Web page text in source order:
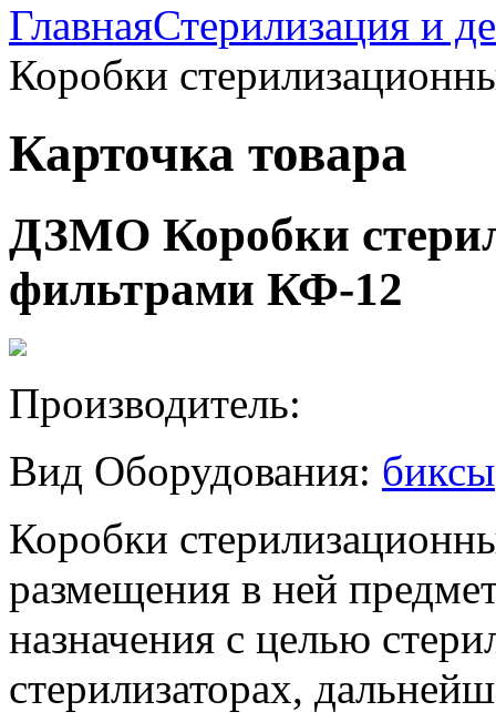
ГлавнаяСтерилизация и
Коробки
Карточка товара
ДЗМО Коробки
фильтрами КФ-12
Производитель:
Вид Оборудования: биксы
Коробки
размещения в ней
назначения с целью
стерилизаторах,